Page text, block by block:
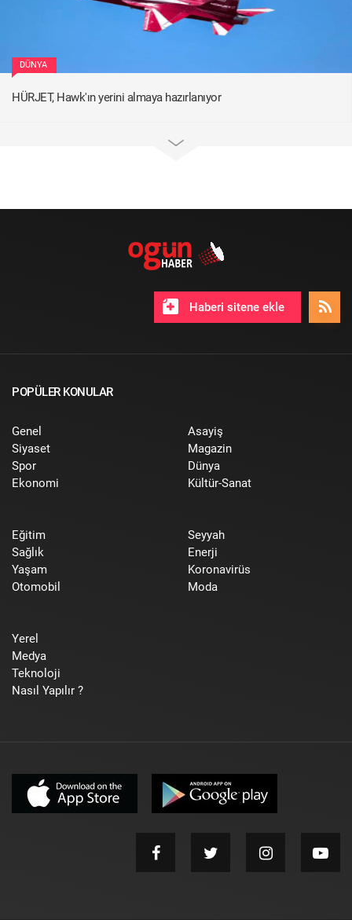
DÜNYA
HÜRJET, Hawk'ın yerini almaya hazırlanıyor
Haberi sitene ekle
POPÜLER KONULAR
Genel
Siyaset
Spor
Ekonomi
Asayiş
Magazin
Dünya
Kültür-Sanat
Eğitim
Sağlık
Yaşam
Otomobil
Seyyah
Enerji
Koronavirüs
Moda
Yerel
Medya
Teknoloji
Nasıl Yapılır ?